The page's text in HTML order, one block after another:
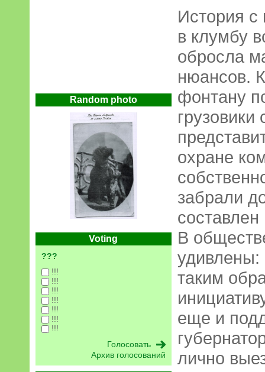
Random photo
Voting
???
!!!
!!!
!!!
!!!
!!!
!!!
!!!
Архив голосований
История
в клумбу
обросла
нюансов.
фонтану
грузовики
охране
забрали
В
удивлены:
таким
еще и
лично